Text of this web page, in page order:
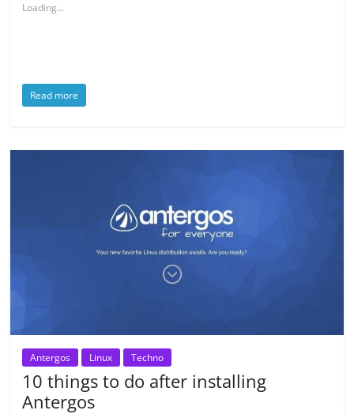
Loading...
Read more
Antergos Linux Techno
10 things to do after installing
Antergos